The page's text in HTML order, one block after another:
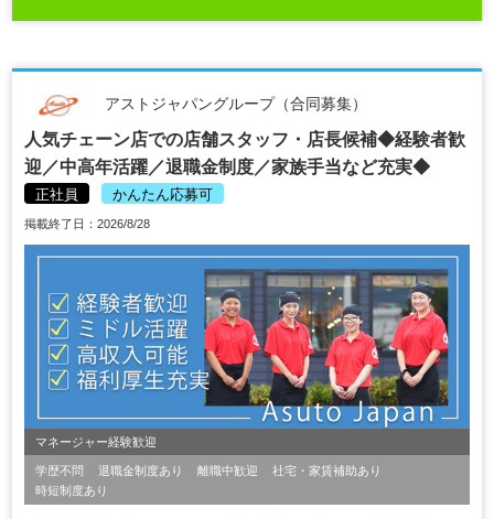
アストジャパングループ（合同募集）
人気チェーン店での店舗スタッフ・店長候補◆経験者歓
迎／中高年活躍／退職金制度／家族手当など充実◆
正社員 かんたん応募可
掲載終了日：2026/8/28
マネージャー経験歓迎
学歴不問 退職金制度あり 離職中歓迎
社宅・家賃補助あり
時短制度あり